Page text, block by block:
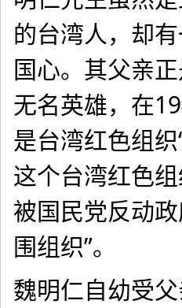
的台湾人，却
国心。其父亲
无名英雄，在
是台湾红色组织
这个台湾红色
被国民党反动
围组织”。
魏明仁自幼受父